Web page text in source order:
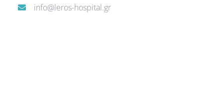
info@leros-hospital.gr